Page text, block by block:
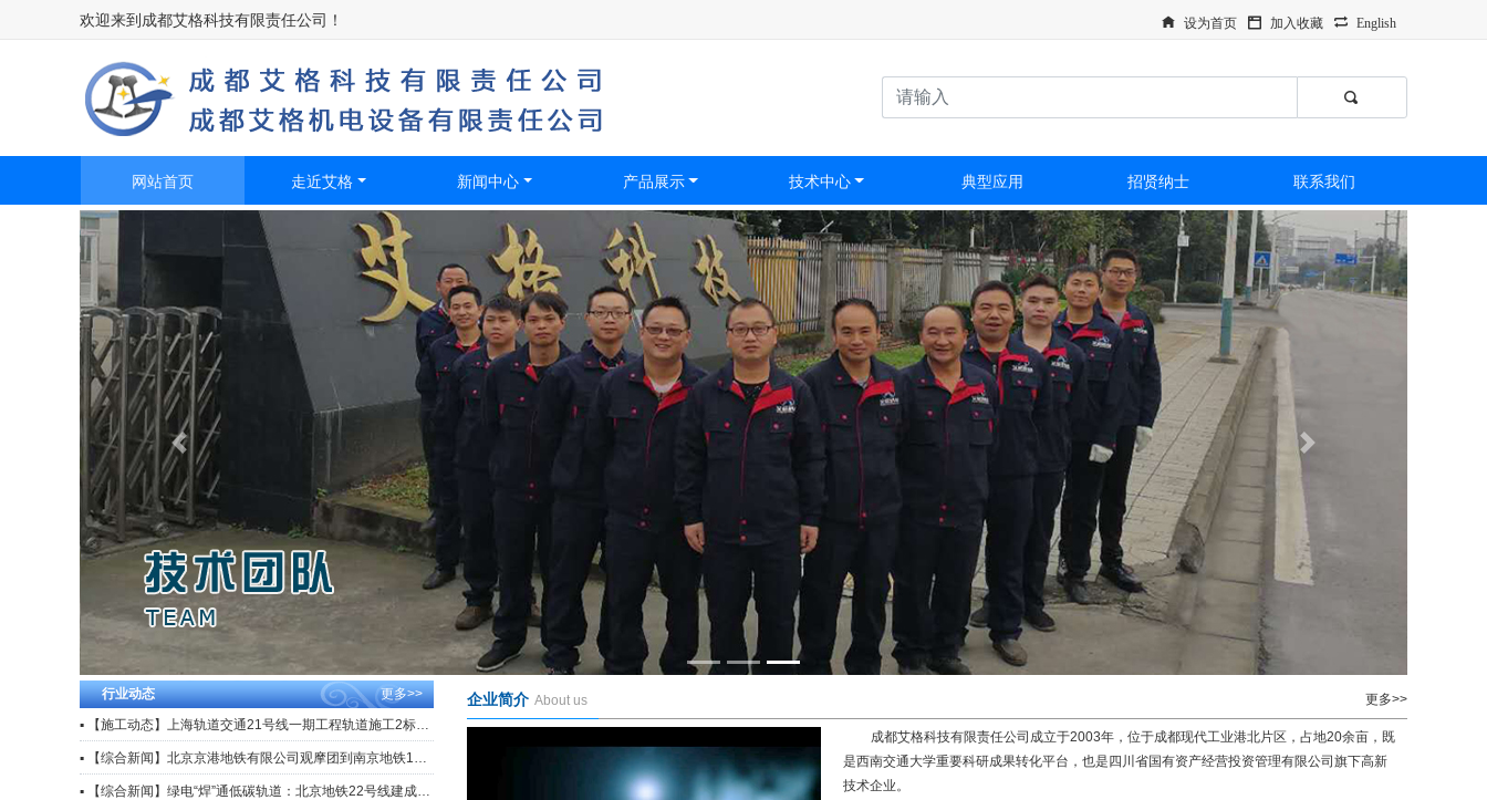
欢迎来到成都艾格科技有限责任公司！​ English
加入收藏
设为首页
网站首页 走近艾格 新闻中心 产品展示 技术中心 典型应用 招贤纳士 联系我们
更多>>
企业简介 About us
成都艾格科技有限责任公司成立于2003年，位于成都现代工业港北片区，占地20余亩，既
是西南交通大学重要科研成果转化平台，也是四川省国有资产经营投资管理有限公司旗下高新
技术企业。
更多>>
行业动态
▪ 【施工动态】上海轨道交通21号线一期工程轨道施工2标实现长轨通
▪ 【综合新闻】北京京港地铁有限公司观摩团到南京地铁1号线大修项目观摩交流
▪ 【综合新闻】绿电“焊”通低碳轨道：北京地铁22号线建成全市首条电驱智能焊轨生产线